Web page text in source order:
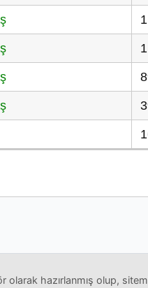
olarak hazırlanmış olup,